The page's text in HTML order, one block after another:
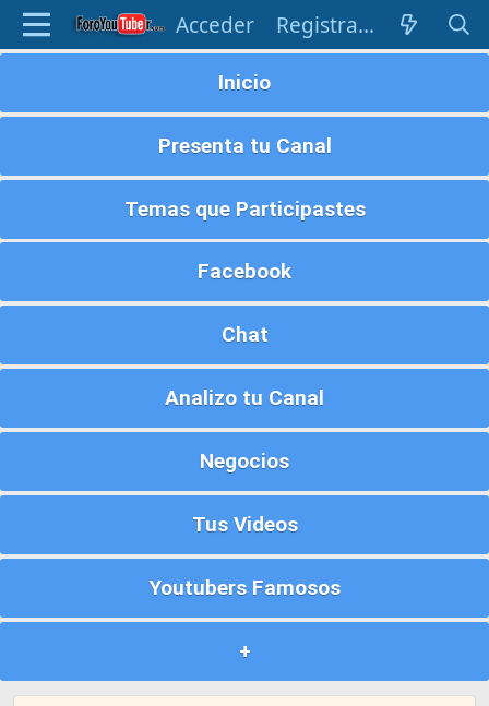
Acceder Registrarse
Inicio
Presenta tu Canal
Temas que Participastes
Facebook
Chat
Analizo tu Canal
Negocios
Tus Videos
Youtubers Famosos
+